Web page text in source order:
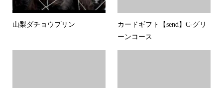
山梨ダチョウプリン
カードギフト【send】C-グリ
ーンコース